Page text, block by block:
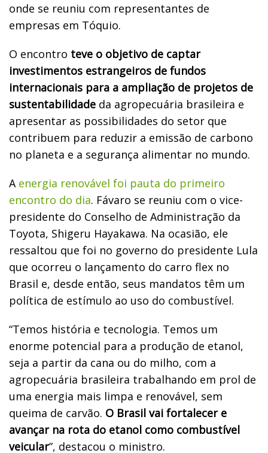
onde se reuniu com representantes de
empresas em Tóquio.
O encontro teve o objetivo de captar
investimentos estrangeiros de fundos
internacionais para a ampliação de projetos de
sustentabilidade da agropecuária brasileira e
apresentar as possibilidades do setor que
contribuem para reduzir a emissão de carbono
no planeta e a segurança alimentar no mundo.
A energia renovável foi pauta do primeiro
encontro do dia. Fávaro se reuniu com o vice-
presidente do Conselho de Administração da
Toyota, Shigeru Hayakawa. Na ocasião, ele
ressaltou que foi no governo do presidente Lula
que ocorreu o lançamento do carro flex no
Brasil e, desde então, seus mandatos têm um
política de estímulo ao uso do combustível.
“Temos história e tecnologia. Temos um
enorme potencial para a produção de etanol,
seja a partir da cana ou do milho, com a
agropecuária brasileira trabalhando em prol de
uma energia mais limpa e renovável, sem
queima de carvão. O Brasil vai fortalecer e
avançar na rota do etanol como combustível
veicular”, destacou o ministro.